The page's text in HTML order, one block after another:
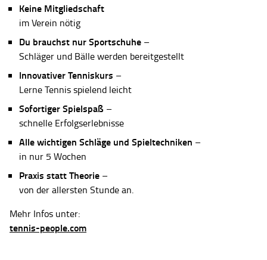
Keine Mitgliedschaft
im Verein nötig
Du brauchst nur Sportschuhe –
Schläger und Bälle werden bereitgestellt
Innovativer Tenniskurs –
Lerne Tennis spielend leicht
Sofortiger Spielspaß –
schnelle Erfolgserlebnisse
Alle wichtigen Schläge und Spieltechniken –
in nur 5 Wochen
Praxis statt Theorie –
von der allersten Stunde an.
Mehr Infos unter:
tennis-people.com